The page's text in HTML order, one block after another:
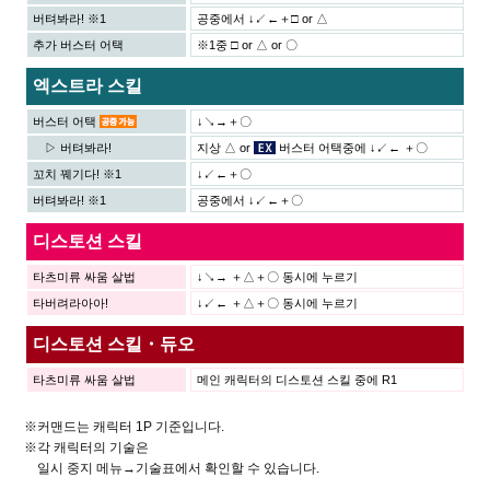
버텨봐라! ※1
공중에서 ↓↙←＋□ or △
추가 버스터 어택
※1중 □ or △ or 〇
엑스트라 스킬
버스터 어택
↓↘→＋〇
▷ 버텨봐라!
지상 △ or
버스터 어택중에 ↓↙← ＋〇
꼬치 꿰기다! ※1
↓↙←＋〇
버텨봐라! ※1
공중에서 ↓↙←＋〇
디스토션 스킬
타츠미류 싸움 살법
↓↘→ ＋△＋〇 동시에 누르기
타버려라아아!
↓↙← ＋△＋〇 동시에 누르기
디스토션 스킬・듀오
타츠미류 싸움 살법 메인 캐릭터의 디스토션 스킬 중에 R1
※커맨드는 캐릭터 1P 기준입니다.
※각 캐릭터의 기술은
일시 중지 메뉴→기술표에서 확인할 수 있습니다.